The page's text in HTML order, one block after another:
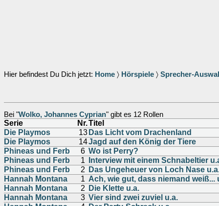
Hier befindest Du Dich jetzt: Home 〉 Hörspiele 〉 Sprecher-
Bei "Wolko, Johannes Cyprian" gibt es 12 Rollen
Serie Nr.Titel
Die Playmos
13 Das Licht vom Drachenland
Die Playmos
14Jagd auf den König der Tiere
Phineas und Ferb
6 Wo ist Perry?
Phineas und Ferb
1
Interview mit einem Schnabeltier
Phineas und Ferb
2
Das Ungeheuer von Loch Nase
Hannah Montana
1 Ach, wie gut, dass niemand weiß...
Hannah Montana
2
Die Klette u.a.
Hannah Montana
3 Vier sind zwei zuviel u.a.